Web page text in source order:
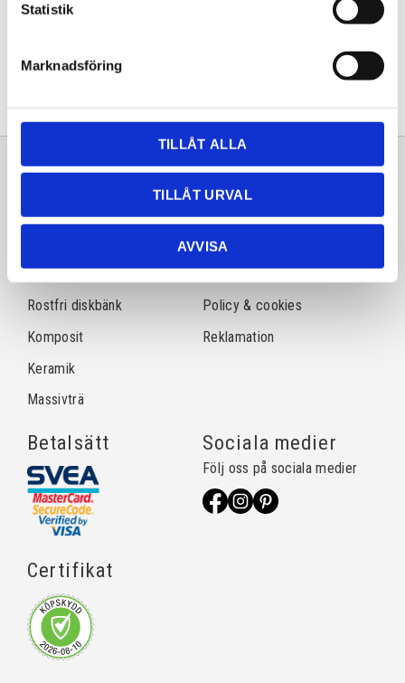
Statistik
Marknadsföring
TILLÅT ALLA
TILLÅT URVAL
AVVISA
Sortiment
Natursten
Rostfri diskbänk
Komposit
Keramik
Massivträ
Information
Frågor & svar
Köpvillkor
Policy & cookies
Reklamation
Betalsätt
Certifikat
Sociala medier
Följ oss på sociala medier